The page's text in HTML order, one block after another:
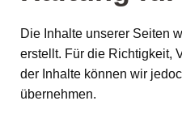
Die Inhalte unserer Seiten
erstellt. Für die Richtigkeit,
der Inhalte können wir
übernehmen.